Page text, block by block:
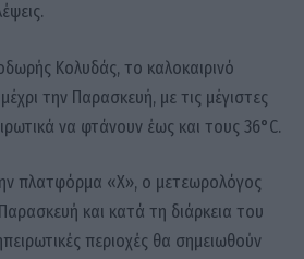
Κολυδάς, το καλοκαιρινό
την Παρασκευή, με τις μέγιστες
να φτάνουν έως και τους 36°C.
πλατφόρμα «X», ο μετεωρολόγος
και κατά τη διάρκεια του
περιοχές θα σημειωθούν